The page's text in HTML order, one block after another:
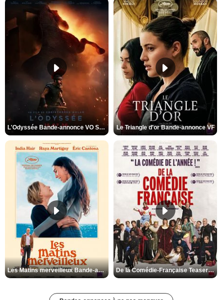
L'Odyssée Bande-annonce VO STFR Le Triangle d'or Bande-annonce VF
Les Matins merveilleux Bande-annonce VF De la Comédie-Française Teaser VF